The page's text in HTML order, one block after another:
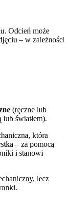
Odcień może
– w zależności
(ręczne lub
lub światłem).
która
– za pomocą
i stanowi
lecz